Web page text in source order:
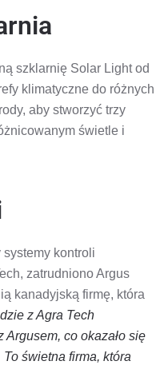
szklarnię Solar Light od
klimatyczne do różnych
aby stworzyć trzy
świetle i
kontroli
zatrudniono Argus
kanadyjską firmę, która
z Agra Tech
Argusem, co okazało się
świetna firma, która